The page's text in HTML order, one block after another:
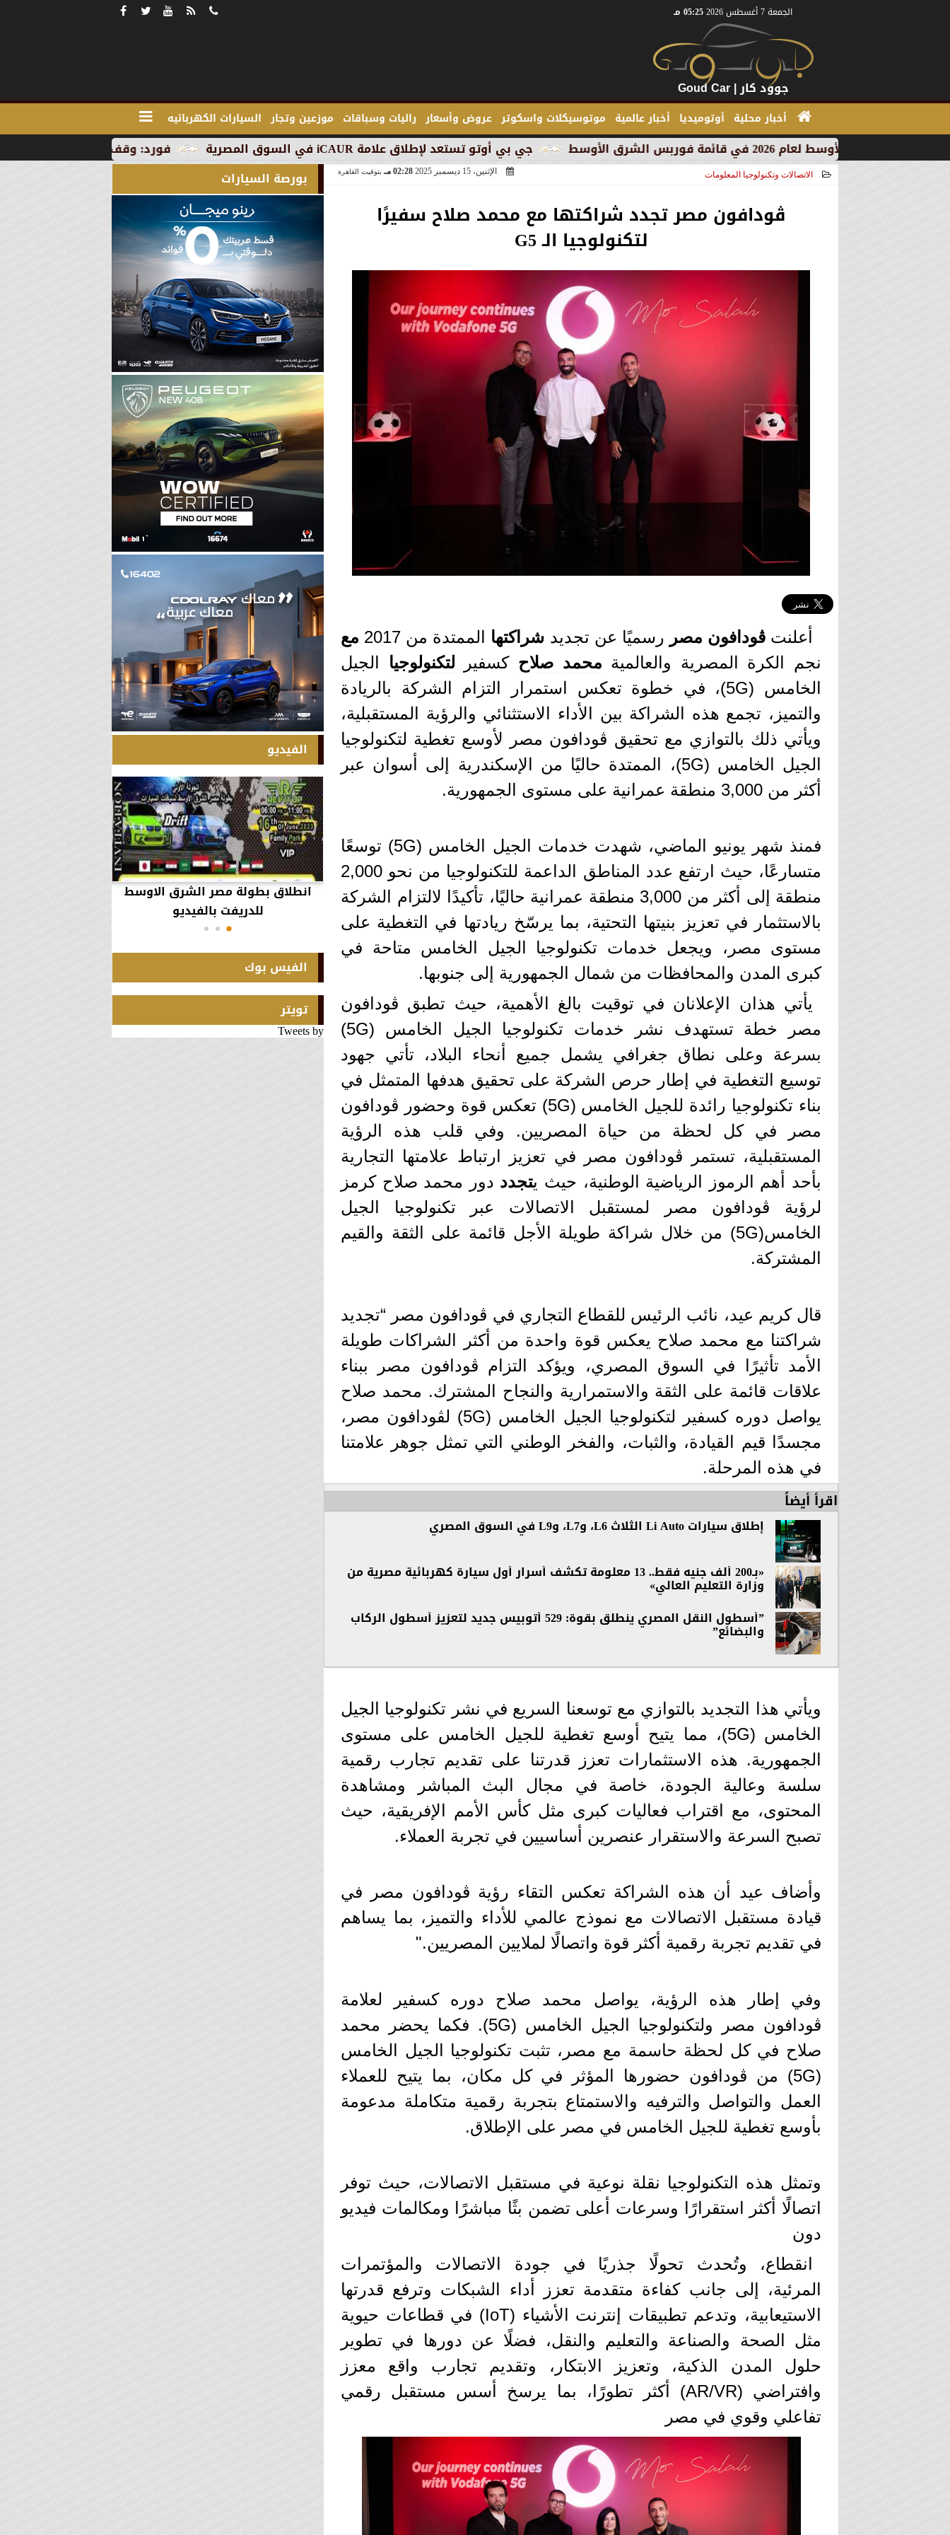
الجمعة 7 أغسطس 2026 05:25 مـ
جوود كار | Goud Car
أخبار محلية أوتوميديا أخبار عالمية موتوسيكلات واسكوتر عروض وأسعار راليات وسباقات موزعين وتجار السيارات الكهربائيه
فورد: وقف الإنتاج في رومانيا بسبب العطلة جي بي أوتو تستعد لإطلاق علامة iCAUR في السوق المصرية
الاتصالات وتكنولوجيا المعلومات الإثنين، 15 ديسمبر 2025 02:28 مـ بتوقيت القاهرة
ڤودافون مصر تجدد شراكتها مع محمد صلاح سفيرًا
لتكنولوجيا الـ G5
أعلنتڤودافون مصر رسميًا عن تجديد شراكتها الممتدة من 2017
مع
نجم الكرة المصرية والعالمية محمد صلاح كسفير لتكنولوجيا الجيل
الخامس (5G)، في خطوة تعكس استمرار التزام الشركة بالريادة
والتميز، تجمع هذه الشراكة بين الأداء الاستثنائي والرؤية المستقبلية،
ويأتي ذلك بالتوازي مع تحقيق ڤودافون مصر لأوسع تغطية لتكنولوجيا
الجيل الخامس (5G)، الممتدة حاليًا من الإسكندرية إلى أسوان عبر
أكثر من 3,000 منطقة عمرانية على مستوى الجمهورية.
فمنذ شهر يونيو الماضي، شهدت خدمات الجيل الخامس (5G) توسعًا
متسارعًا، حيث ارتفع عدد المناطق الداعمة للتكنولوجيا من نحو 2,000
منطقة إلى أكثر من 3,000 منطقة عمرانية حاليًا، تأكيدًا لالتزام الشركة
بالاستثمار في تعزيز بنيتها التحتية، بما يرسّخ ريادتها في التغطية على
مستوى مصر، ويجعل خدمات تكنولوجيا الجيل الخامس متاحة في
كبرى المدن والمحافظات من شمال الجمهورية إلى جنوبها.
يأتي هذان الإعلانان في توقيت بالغ الأهمية، حيث تطبق ڤودافون
مصر خطة تستهدف نشر خدمات تكنولوجيا الجيل الخامس (5G)
بسرعة وعلى نطاق جغرافي يشمل جميع أنحاء البلاد، تأتي جهود
توسيع التغطية في إطار حرص الشركة على تحقيق هدفها المتمثل في
بناء تكنولوجيا رائدة للجيل الخامس (5G) تعكس قوة وحضور ڤودافون
مصر في كل لحظة من حياة المصريين. وفي قلب هذه الرؤية
المستقبلية، تستمر ڤودافون مصر في تعزيز ارتباط علامتها التجارية
بأحد أهم الرموز الرياضية الوطنية، حيث يتجدد دور محمد صلاح كرمز
لرؤية ڤودافون مصر لمستقبل الاتصالات عبر تكنولوجيا الجيل
الخامس(5G) من خلال شراكة طويلة الأجل قائمة على الثقة والقيم
المشتركة.
قال كريم عيد، نائب الرئيس للقطاع التجاري في ڤودافون مصر “تجديد
شراكتنا مع محمد صلاح يعكس قوة واحدة من أكثر الشراكات طويلة
الأمد تأثيرًا في السوق المصري، ويؤكد التزام ڤودافون مصر ببناء
علاقات قائمة على الثقة والاستمرارية والنجاح المشترك. محمد صلاح
يواصل دوره كسفير لتكنولوجيا الجيل الخامس (5G) لڤودافون مصر،
مجسدًا قيم القيادة، والثبات، والفخر الوطني التي تمثل جوهر علامتنا
في هذه المرحلة.
اقرأ أيضاً
إطلاق سيارات Li Auto الثلاث L6، وL7، وL9 في السوق المصري
«بـ200 ألف جنيه فقط.. 13 معلومة تكشف أسرار أول سيارة كهربائية مصرية من
وزارة التعليم العالي»
”أسطول النقل المصري ينطلق بقوة: 529 أتوبيس جديد لتعزيز أسطول الركاب
والبضائع”
ويأتي هذا التجديد بالتوازي مع توسعنا السريع في نشر تكنولوجيا الجيل
الخامس (5G)، مما يتيح أوسع تغطية للجيل الخامس على مستوى
الجمهورية. هذه الاستثمارات تعزز قدرتنا على تقديم تجارب رقمية
سلسة وعالية الجودة، خاصة في مجال البث المباشر ومشاهدة
المحتوى، مع اقتراب فعاليات كبرى مثل كأس الأمم الإفريقية، حيث
تصبح السرعة والاستقرار عنصرين أساسيين في تجربة العملاء.
وأضاف عيد أن هذه الشراكة تعكس التقاء رؤية ڤودافون مصر في
قيادة مستقبل الاتصالات مع نموذج عالمي للأداء والتميز، بما يساهم
في تقديم تجربة رقمية أكثر قوة واتصالًا لملايين المصريين."
وفي إطار هذه الرؤية، يواصل محمد صلاح دوره كسفير لعلامة
ڤودافون مصر ولتكنولوجيا الجيل الخامس (5G). فكما يحضر محمد
صلاح في كل لحظة حاسمة مع مصر، تثبت تكنولوجيا الجيل الخامس
(5G) من ڤودافون حضورها المؤثر في كل مكان، بما يتيح للعملاء
العمل والتواصل والترفيه والاستمتاع بتجربة رقمية متكاملة مدعومة
بأوسع تغطية للجيل الخامس في مصر على الإطلاق.
وتمثل هذه التكنولوجيا نقلة نوعية في مستقبل الاتصالات، حيث توفر
اتصالًا أكثر استقرارًا وسرعات أعلى تضمن بثًا مباشرًا ومكالمات فيديو
دون
انقطاع، وتُحدث تحولًا جذريًا في جودة الاتصالات والمؤتمرات
المرئية، إلى جانب كفاءة متقدمة تعزز أداء الشبكات وترفع قدرتها
الاستيعابية، وتدعم تطبيقات إنترنت الأشياء (IoT) في قطاعات حيوية
مثل الصحة والصناعة والتعليم والنقل، فضلًا عن دورها في تطوير
حلول المدن الذكية، وتعزيز الابتكار، وتقديم تجارب واقع معزز
وافتراضي (AR/VR) أكثر تطورًا، بما يرسخ أسس مستقبل رقمي
تفاعلي وقوي في مصر
بورصة السيارات
الفيديو
في واقعة غريبة، تعطلت سيارة ملك
السويد بعد تحركها لثوانٍ معدودة.
انطلاق بطولة مصر الشرق الاوسط
للدريفت بالفيديو
الفيس بوك
تويتر
Tweets by